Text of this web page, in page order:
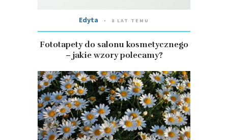
Edyta 8 LAT TEMU
Fototapety do salonu kosmetycznego
– jakie wzory polecamy?